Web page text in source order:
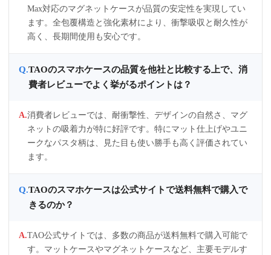
Max対応のマグネットケースが品質の安定性を実現してい
ます。全包覆構造と強化素材により、衝撃吸収と耐久性が
高く、長期間使用も安心です。
TAOのスマホケースの品質を他社と比較する上で、消
費者レビューでよく挙がるポイントは？
消費者レビューでは、耐衝撃性、デザインの自然さ、マグ
ネットの吸着力が特に好評です。特にマット仕上げやユニ
ークなパスタ柄は、見た目も使い勝手も高く評価されてい
ます。
TAOのスマホケースは公式サイトで送料無料で購入で
きるのか？
TAO公式サイトでは、多数の商品が送料無料で購入可能で
す。マットケースやマグネットケースなど、主要モデルす